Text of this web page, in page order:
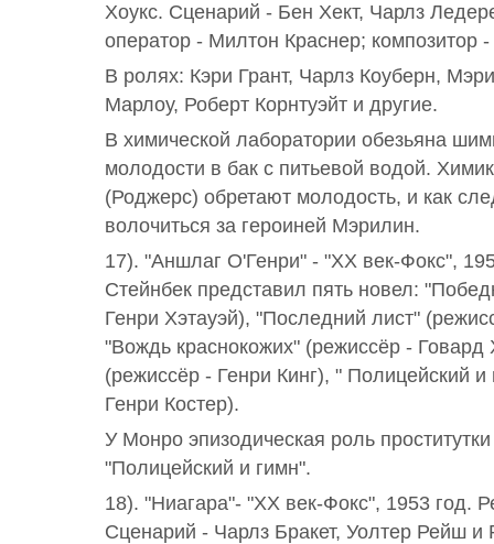
Хоукс. Сценарий - Бен Хект, Чарлз
оператор - Милтон Краснер; композитор
В ролях: Кэри Грант, Чарлз Коуберн,
Марлоу, Роберт Корнтуэйт и другие.
В химической лаборатории обезьяна
молодости в бак с питьевой водой.
(Роджерс) обретают молодость, и как
волочиться за героиней Мэрилин.
17). "Аншлаг О'Генри" - "ХХ век-Фокс",
Стейнбек представил пять новел:
Генри Хэтауэй), "Последний лист"
"Вождь краснокожих" (режиссёр - Говард
(режиссёр - Генри Кинг), " Полицейский
Генри Костер).
У Монро эпизодическая роль
"Полицейский и гимн".
18). "Ниагара"- "ХХ век-Фокс", 1953 год.
Сценарий - Чарлз Бракет, Уолтер Рейш и